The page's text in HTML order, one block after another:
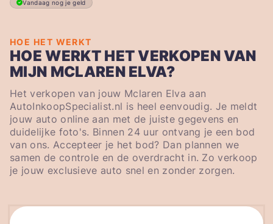
Vandaag nog je geld
HOE HET WERKT
HOE WERKT HET VERKOPEN VAN
MIJN MCLAREN ELVA?
Het verkopen van jouw Mclaren Elva aan
AutoInkoopSpecialist.nl is heel eenvoudig. Je meldt
jouw auto online aan met de juiste gegevens en
duidelijke foto's. Binnen 24 uur ontvang je een bod
van ons. Accepteer je het bod? Dan plannen we
samen de controle en de overdracht in. Zo verkoop
je jouw exclusieve auto snel en zonder zorgen.